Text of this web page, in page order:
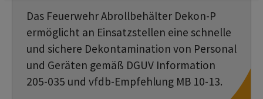
Das Feuerwehr Abrollbehälter Dekon-P
ermöglicht an Einsatzstellen eine schnelle
und sichere Dekontamination von Personal
und Geräten gemäß DGUV Information
205-035 und vfdb-Empfehlung MB 10-13.